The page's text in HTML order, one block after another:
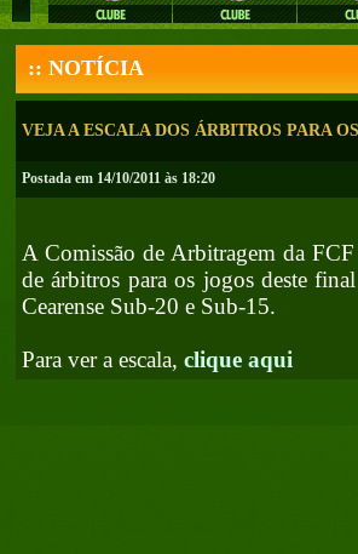
:: NOTÍCIA
VEJA A ESCALA DOS ÁRBITROS PARA
Postada em 14/10/2011 às 18:20
A Comissão de Arbitragem da
de árbitros para os jogos deste
Cearense Sub-20 e Sub-15.
Para ver a escala, clique aqui